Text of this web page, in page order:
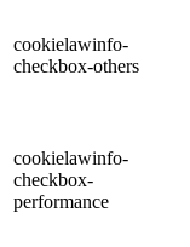
cookielawinfo-
checkbox-others
cookielawinfo-
checkbox-
performance